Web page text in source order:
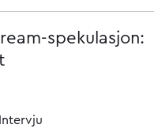
spekulasjon:
Intervju